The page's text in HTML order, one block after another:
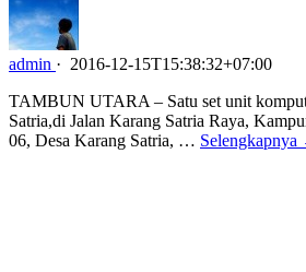
admin · 2016-12-15T15:38:32+07:00
TAMBUN UTARA – Satu set unit
Satria,di Jalan Karang Satria Raya,
06, Desa Karang Satria, … Selengkapnya